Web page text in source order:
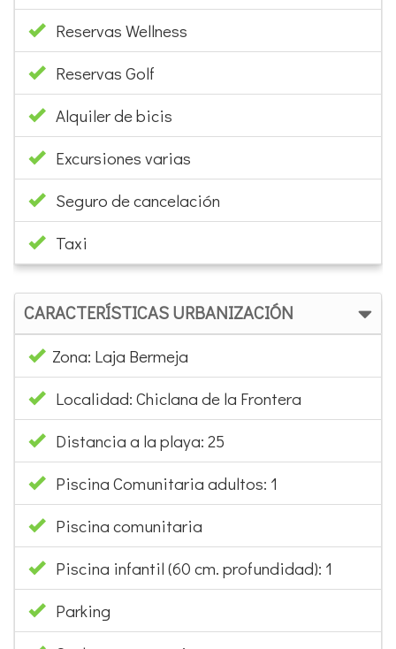
Alquiler de bicis
Excursiones varias
Seguro de cancelación
Taxi
CARACTERÍSTICAS URBANIZACIÓN
Localidad: Chiclana de la Frontera
Distancia a la playa: 25
Piscina Comunitaria adultos: 1
Piscina comunitaria
Piscina infantil (60 cm. profundidad): 1
Parking
Coche no necesario